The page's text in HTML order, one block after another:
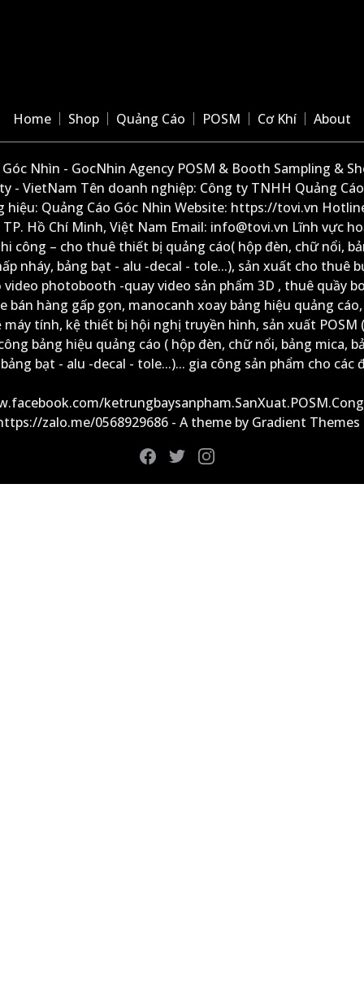
Home Shop Quảng Cáo POSM Cơ Khí About
Nhìn - GocNhin Agency POSM & Booth Sampling &
- VietNam Tên doanh nghiệp: Công ty TNHH Quảng
Quảng Cáo Góc Nhìn Website: https://tovi.vn
Hồ Chí Minh, Việt Nam Email: info@tovi.vn Lĩnh vực
công – cho thuê thiết bị quảng cáo( hộp đèn, chữ nổi,
nháy, bảng bạt - alu -decal - tole...), sản xuất cho thuê
photobooth -quay video sản phẩm 3D , thuê quầy
bán hàng gấp gọn, manocanh xoay bảng hiệu quảng
tính, kệ thiết bị hội nghị truyền hình, sản xuất POSM
bảng hiệu quảng cáo ( hộp đèn, chữ nổi, bảng mica,
bạt - alu -decal - tole...)... gia công sản phẩm cho các
zalo.me/0568929686 - A theme by Gradient